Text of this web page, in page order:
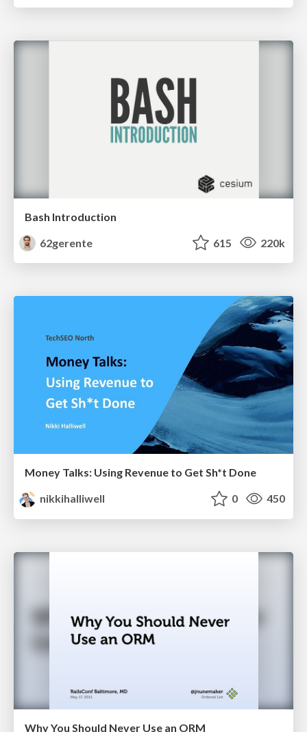
Bash Introduction
62gerente
615 220k
Money Talks: Using Revenue to Get Sh*t Done
nikkihalliwell
0 450
Why You Should Never Use an ORM